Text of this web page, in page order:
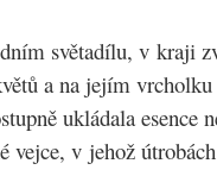
světadílu, v kraji
a na jejím
ukládala
vejce, v jehož